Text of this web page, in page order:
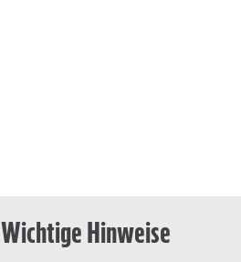
Wichtige Hinweise